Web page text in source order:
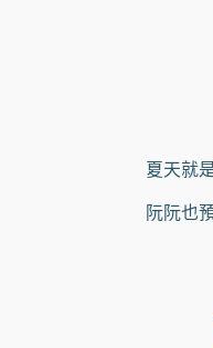
夏天就是
阮阮也預